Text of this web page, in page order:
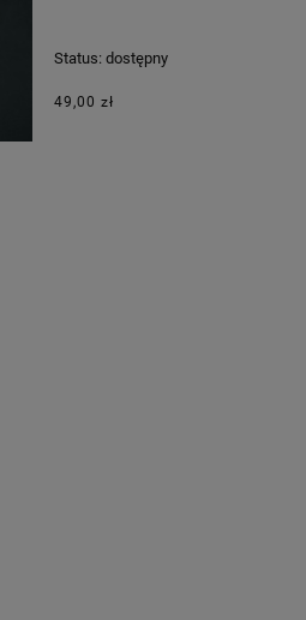
Status: dostępny
49,00 zł